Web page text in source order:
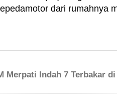
dari rumahnya
Merpati Indah 7 Terbakar